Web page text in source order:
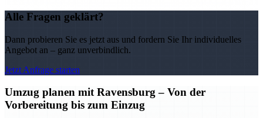
Alle Fragen geklärt?
Dann probieren Sie es jetzt aus und fordern Sie Ihr individuelles
Angebot an – ganz unverbindlich.
Jetzt Anfrage starten
Umzug planen mit Ravensburg – Von der
Vorbereitung bis zum Einzug